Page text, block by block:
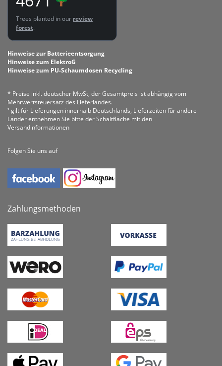
Trees planted in our review
forest.
Hinweise zur Batterieentsorgung
Hinweise zum ElektroG
Hinweise zum PU-Schaumdosen Recycling
* Preise inkl. deutscher MwSt, der Gesamtpreis ist abhängig vom
Mehrwertsteuersatz des Lieferlandes.
¹ gilt für Lieferungen innerhalb Deutschlands, Lieferzeiten für andere
Länder entnehmen Sie bitte der Schaltfläche mit den
Versandinformationen
Folgen Sie uns auf
Zahlungsmethoden